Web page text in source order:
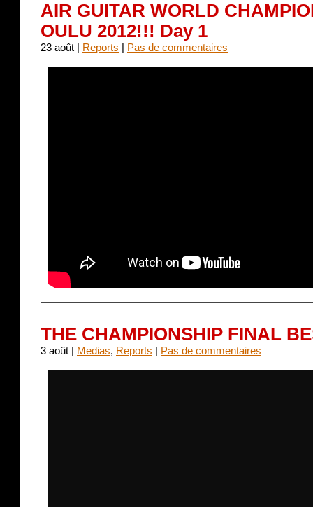
AIR GUITAR WORLD
OULU 2012!!! Day 1
23 août | Reports | Pas de commentaires
THE CHAMPIONSHIP FINAL
3 août | Medias, Reports | Pas de commentaires